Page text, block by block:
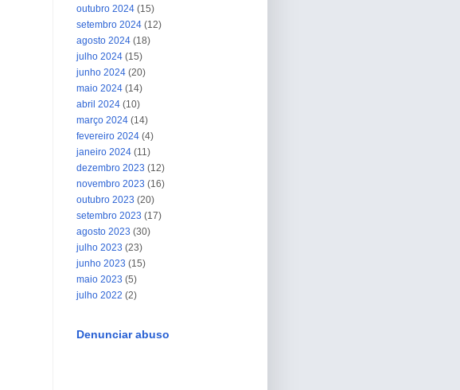
outubro 2024 (15)
setembro 2024 (12)
agosto 2024 (18)
julho 2024 (15)
junho 2024 (20)
maio 2024 (14)
abril 2024 (10)
março 2024 (14)
fevereiro 2024 (4)
janeiro 2024 (11)
dezembro 2023 (12)
novembro 2023 (16)
outubro 2023 (20)
setembro 2023 (17)
agosto 2023 (30)
julho 2023 (23)
junho 2023 (15)
maio 2023 (5)
julho 2022 (2)
Denunciar abuso